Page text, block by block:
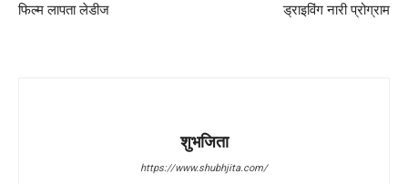
फिल्म लापता लेडीज
ड्राइविंग नारी प्रोग्राम
शुभजिता
https://www.shubhjita.com/